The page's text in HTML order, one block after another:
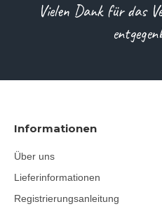
Vielen Dank für das
Informationen
Über uns
Lieferinformationen
Registrierungsanleitung